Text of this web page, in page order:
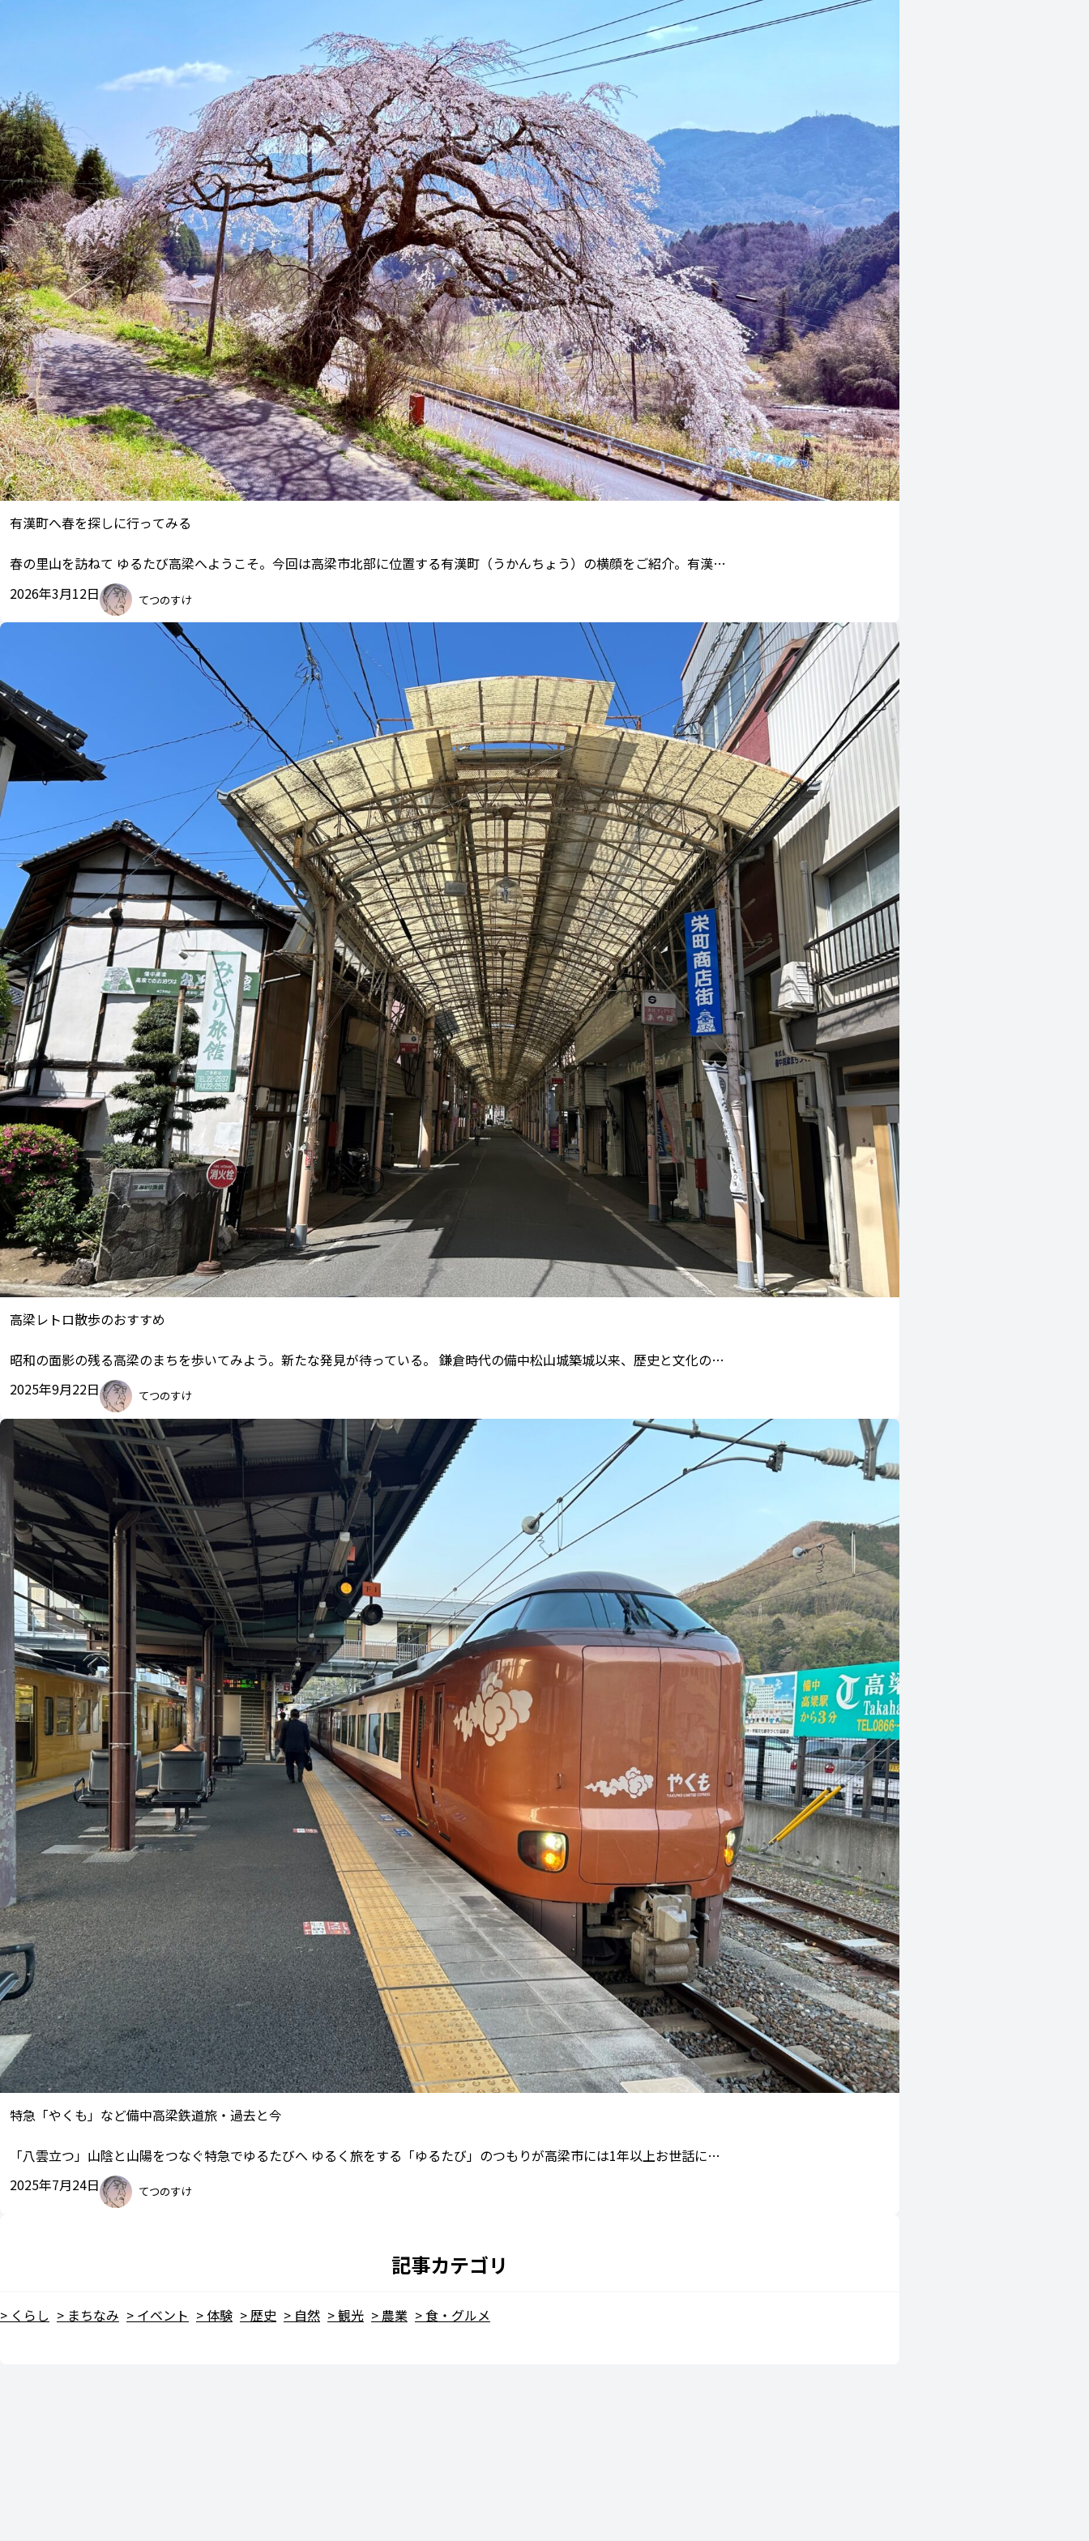
有漢町へ春を探しに行ってみる
春の里山を訪ねて ゆるたび高梁へようこそ。今回は高梁市北部に位置する有漢町（うかんちょう）の横顔をご紹介。有漢…
2026年3月12日
てつのすけ
高梁レトロ散歩のおすすめ
昭和の面影の残る高梁のまちを歩いてみよう。新たな発見が待っている。 鎌倉時代の備中松山城築城以来、歴史と文化の…
2025年9月22日
てつのすけ
特急「やくも」など備中高梁鉄道旅・過去と今
「八雲立つ」山陰と山陽をつなぐ特急でゆるたびへ ゆるく旅をする「ゆるたび」のつもりが高梁市には1年以上お世話に…
2025年7月24日
てつのすけ
記事カテゴリ
くらし まちなみ イベント 体験 歴史 自然 観光 農業 食・グルメ